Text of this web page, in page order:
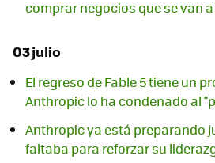
comprar negocios que se van
03 julio
El regreso de Fable 5 tiene un
Anthropic lo ha condenado al
Anthropic ya está preparando
faltaba para reforzar su